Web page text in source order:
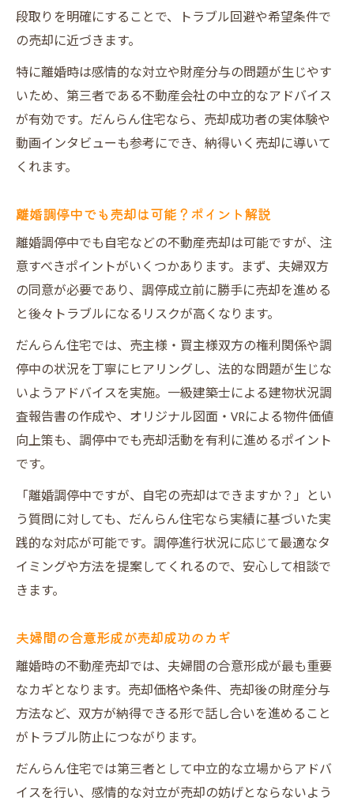
段取りを明確にすることで、トラブル回避や希望条件で
の売却に近づきます。
特に離婚時は感情的な対立や財産分与の問題が生じやす
いため、第三者である不動産会社の中立的なアドバイス
が有効です。だんらん住宅なら、売却成功者の実体験や
動画インタビューも参考にでき、納得いく売却に導いて
くれます。
離婚調停中でも売却は可能？ポイント解説
離婚調停中でも自宅などの不動産売却は可能ですが、注
意すべきポイントがいくつかあります。まず、夫婦双方
の同意が必要であり、調停成立前に勝手に売却を進める
と後々トラブルになるリスクが高くなります。
だんらん住宅では、売主様・買主様双方の権利関係や調
停中の状況を丁寧にヒアリングし、法的な問題が生じな
いようアドバイスを実施。一級建築士による建物状況調
査報告書の作成や、オリジナル図面・VRによる物件価値
向上策も、調停中でも売却活動を有利に進めるポイント
です。
「離婚調停中ですが、自宅の売却はできますか？」とい
う質問に対しても、だんらん住宅なら実績に基づいた実
践的な対応が可能です。調停進行状況に応じて最適なタ
イミングや方法を提案してくれるので、安心して相談で
きます。
夫婦間の合意形成が売却成功のカギ
離婚時の不動産売却では、夫婦間の合意形成が最も重要
なカギとなります。売却価格や条件、売却後の財産分与
方法など、双方が納得できる形で話し合いを進めること
がトラブル防止につながります。
だんらん住宅では第三者として中立的な立場からアドバ
イスを行い、感情的な対立が売却の妨げとならないよう